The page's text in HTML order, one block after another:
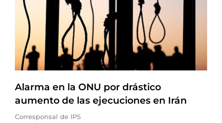
Alarma en la ONU por drástico
aumento de las ejecuciones en Irán
Corresponsal de IPS